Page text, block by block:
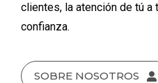
clientes, la atención de tú a
confianza.
SOBRE NOSOTROS